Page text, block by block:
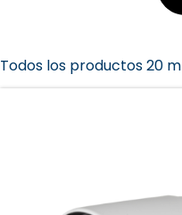
Todos los productos 20 m